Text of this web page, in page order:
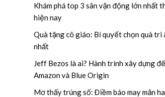
Khám phá top 3 sân vận động lớn nhất
hiện nay
Quà tặng cô giáo: Bí quyết chọn quà tri
nhất
Jeff Bezos là ai? Hành trình xây dựng
Amazon và Blue Origin
Mơ thấy trúng số: Điềm báo may mắn